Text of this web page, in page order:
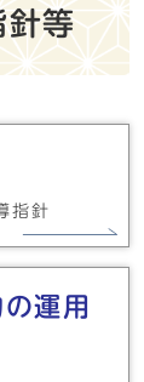
針等
指針
運用